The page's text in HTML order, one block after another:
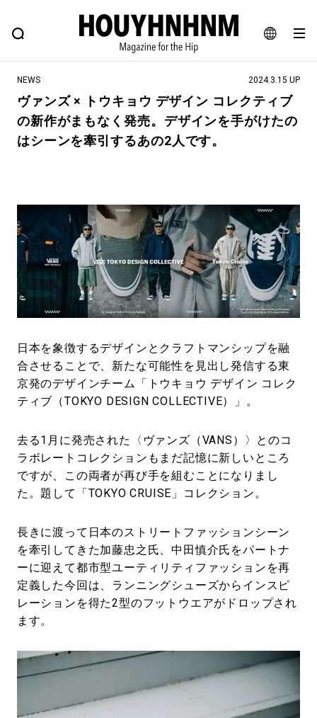
JA
EN
FEATURE BLOG SNAP
ヒップなファッション、カルチャー、ライフスタイルWEBマガジン
#注目のタグ
#NEW VINTAGE #マイナーグッド図鑑
#路地裏てぃーん。 #MONTHLY JOURNAL
#GH 銘品の所以 #フイナムのYouTube
#Commune H #FOCUS IT #AH.H
#ととけん #FASHION #MUSIC #MOVIE
#LIFESTYLE #SNEAKER #OUTDOOR
#SPORTS #HANDSOME HANDBOOK
NEWS 2024.3.15 UP
ヴァンズ × トウキョウ デザイン コレクティブ
の新作がまもなく発売。デザインを手がけたの
はシーンを牽引するあの2人です。
日本を象徴するデザインとクラフトマンシップを融
合させることで、新たな可能性を見出し発信する東
京発のデザインチーム「トウキョウ デザイン コレク
ティブ（TOKYO DESIGN COLLECTIVE）」。
去る1月に発売された〈ヴァンズ（VANS）〉とのコ
ラボレートコレクションもまだ記憶に新しいところ
ですが、この両者が再び手を組むことになりまし
た。題して「TOKYO CRUISE」コレクション。
長きに渡って日本のストリートファッションシーン
を牽引してきた加藤忠之氏、中田慎介氏をパートナ
ーに迎えて都市型ユーティリティファッションを再
定義した今回は、ランニングシューズからインスピ
レーションを得た2型のフットウエアがドロップされ
ます。